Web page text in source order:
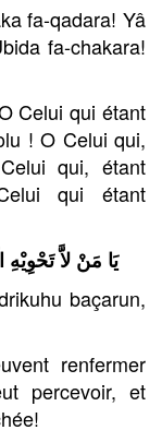
fa-qadara! Yâ
fa-chakara!
Celui qui étant
! O Celui qui,
qui, étant
qui étant
يَا مَنْ لاَّ
baçarun,
renfermer
percevoir, et